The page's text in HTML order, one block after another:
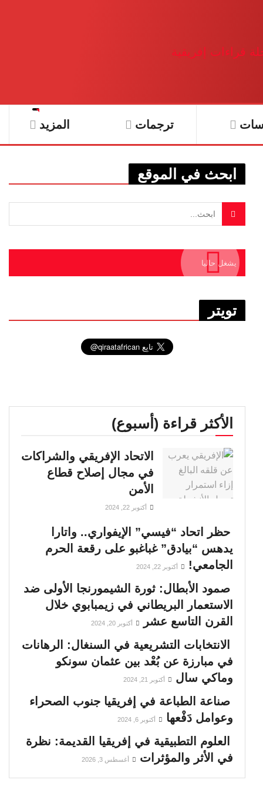
ترجمات المزيد
ابحث في الموقع
يشغل حاليا
تويتر
الأكثر قراءة (أسبوع)
الاتحاد الإفريقي والشراكات
في مجال إصلاح قطاع
الأمن
أكتوبر 22, 2024
حظر اتحاد “فيسي” الإيفواري.. واتارا
يدهس “بيادق” غباغبو على رقعة الحرم
الجامعي!
أكتوبر 22, 2024
صمود الأبطال: ثورة الشيمورنجا الأولى ضد
الاستعمار البريطاني في زيمبابوي خلال
القرن التاسع عشر
أكتوبر 20, 2024
الانتخابات التشريعية في السنغال: الرهانات
في مبارزة عن بُعْد بين عثمان سونكو
وماكي سال
أكتوبر 21, 2024
صناعة الطباعة في إفريقيا جنوب الصحراء
وعوامل دَفْعها
أكتوبر 6, 2024
العلوم التطبيقية في إفريقيا القديمة: نظرة
في الأثر والمؤثرات
أغسطس 3, 2026